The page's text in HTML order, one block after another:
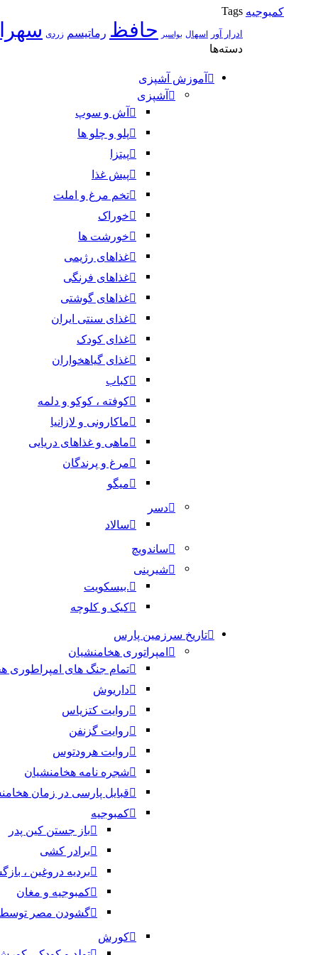
کمبوجیه Tags
ادرار آور اسهال بواسیر حافظ رماتیسم زردی
دسته‌ها
آموزش آشپزی
آشپزی
آش و سوپ
پلو و چلو ها
پیتزا
پیش غذا
تخم مرغ و املت
خوراک
خورشت ها
غذاهای رژیمی
غذاهای فرنگی
غذاهای گوشتی
غذای سنتی ایران
غذای کودک
غذای گیاهخواران
کباب
کوفته ، کوکو و دلمه
ماکارونی و لازانیا
ماهی و غذاهای دریایی
مرغ و پرندگان
میگو
دسر
سالاد
ساندویچ
شیرینی
.بیسکویت
کیک و کلوچه
تاریخ سرزمین پارس
امپراتوری هخامنشیان
تمام جنگ های امپراطوری
داریوش
روایت کتزیاس
روایت گزنفن
روایت هرودتوس
شجره نامه هخامنشیان
قبایل پارسی در زمان
کمبوجیه
باز جستن کین پدر
برادر کشی
بردیه دروغین ،
کمبوجیه و مغان
گشودن مصر توسط
کورش